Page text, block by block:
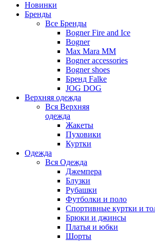
Новинки
Бренды
Все Бренды
Bogner Fire and Ice
Bogner
Max Mara MM
Bogner accessories
Bogner shoes
Бренд Falke
JOG DOG
Верхняя одежда
Вся Верхняя
одежда
Жакеты
Пуховики
Куртки
Одежда
Вся Одежда
Джемпера
Блузки
Рубашки
Футболки и поло
Спортивные куртки и
Брюки и джинсы
Платья и юбки
Шорты